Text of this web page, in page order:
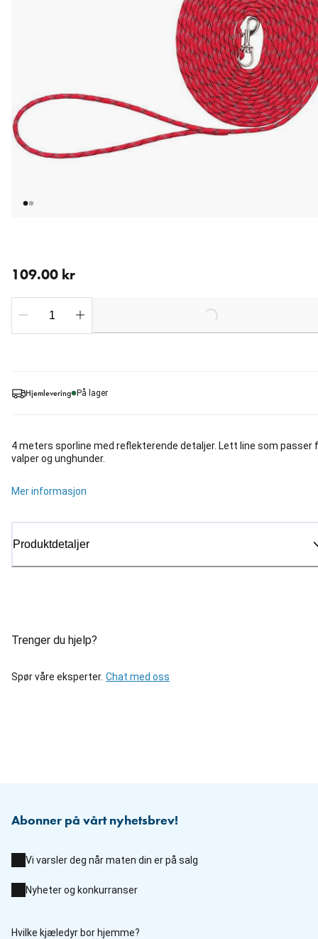
Hjemlevering På lager
4 meters sporline med reflekterende detaljer. Lett line som passer
valper og unghunder.
Mer informasjon
Produktdetaljer
Trenger du hjelp?
Spør våre eksperter. Chat med oss
109.00 kr
Loading...
Abonner på vårt nyhetsbrev!
Vi varsler deg når maten din er på salg
Nyheter og konkurranser
Hvilke kjæledyr bor hjemme?